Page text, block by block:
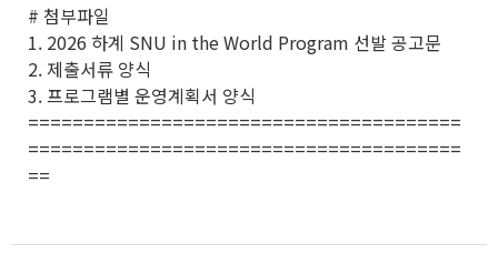
# 첨부파일
1. 2026 하계 SNU in the World Program 선발 공고문
2. 제출서류 양식
3. 프로그램별 운영계획서 양식
=======================================
=======================================
==